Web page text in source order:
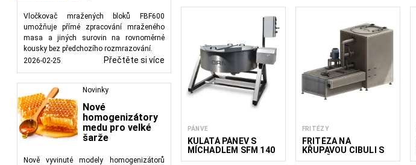
Vločkovač mražených bloků FBF600
umožňuje přímé zpracování mraženého
masa a jiných surovin na rovnoměrné
kousky bez předchozího rozmrazování.
2026-02-25
Přečtěte si více
Novinky
Nové
homogenizátory
medu pro velké
šarže
Nově vyvinuté modely homogenizátorů
PÁNVE
KULATÁ PÁNEV S
MÍCHADLEM SFM 140
FRITÉZY
FRITÉZA NA
KŘUPAVOU CIBULI S
ODSTŘEDIVKOU NA